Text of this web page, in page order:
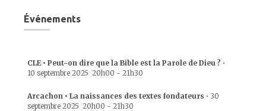
Événements
CLE • Peut-on dire que la Bible est la Parole de Dieu ? •
10 septembre 2025 20h00 - 21h30
Arcachon • La naissances des textes fondateurs • 30
septembre 2025 20h00 - 21h30